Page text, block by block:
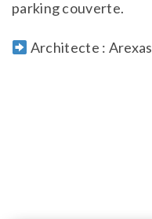
parking couverte.
Architecte : Arexas